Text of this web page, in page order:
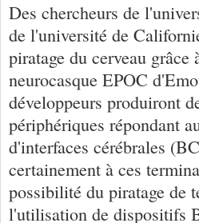
Des chercheurs de
de l'université de
piratage du cerveau
neurocasque EPOC
développeurs produiront
périphériques répondant
d'interfaces cérébrales
certainement à ces
possibilité du piratage de
l'utilisation de dispositifs